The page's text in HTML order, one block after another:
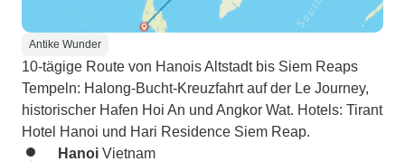
Antike Wunder
10-tägige Route von Hanois Altstadt bis Siem Reaps
Tempeln: Halong-Bucht-Kreuzfahrt auf der Le Journey,
historischer Hafen Hoi An und Angkor Wat. Hotels: Tirant
Hotel Hanoi und Hari Residence Siem Reap.
Hanoi Vietnam